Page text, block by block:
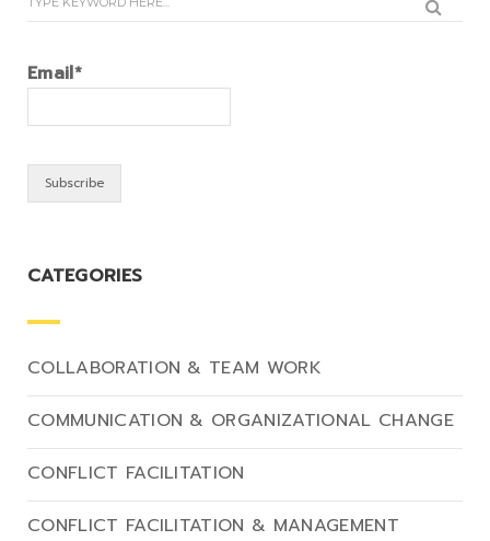
Email*
CATEGORIES
COLLABORATION & TEAM WORK
COMMUNICATION & ORGANIZATIONAL CHANGE
CONFLICT FACILITATION
CONFLICT FACILITATION & MANAGEMENT